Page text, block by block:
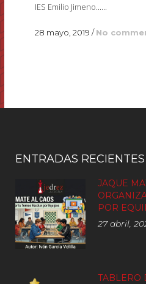
IES Emilio Jimeno......
28 mayo, 2019 /No
ENTRADAS RECIENTES
JAQUE
POR
27 abril,
TABLERO